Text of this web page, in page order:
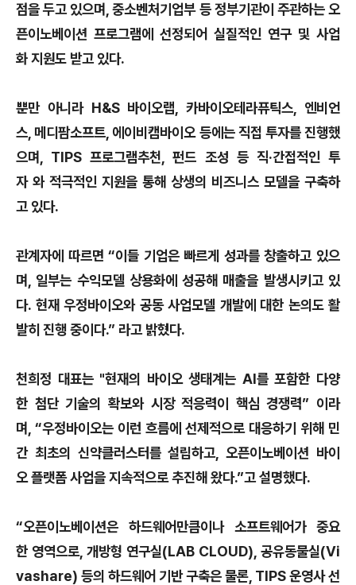
점을 두고 있으며, 중소벤처기업부 등 정부기관이 주관하는 오
픈이노베이션 프로그램에 선정되어 실질적인 연구 및 사업
화 지원도 받고 있다.
뿐만 아니라 H&S 바이오랩, 카바이오테라퓨틱스, 엔비언
스, 메디팜소프트, 에이비캠바이오 등에는 직접 투자를 진행했
으며, TIPS 프로그램추천, 펀드 조성 등 직·간접적인 투
자 와 적극적인 지원을 통해 상생의 비즈니스 모델을 구축하
고 있다.
관계자에 따르면 “이들 기업은 빠르게 성과를 창출하고 있으
며, 일부는 수익모델 상용화에 성공해 매출을 발생시키고 있
다. 현재 우정바이오와 공동 사업모델 개발에 대한 논의도 활
발히 진행 중이다.” 라고 밝혔다.
천희정 대표는 "현재의 바이오 생태계는 AI를 포함한 다양
한 첨단 기술의 확보와 시장 적응력이 핵심 경쟁력” 이라
며, “우정바이오는 이런 흐름에 선제적으로 대응하기 위해 민
간 최초의 신약클러스터를 설립하고, 오픈이노베이션 바이
오 플랫폼 사업을 지속적으로 추진해 왔다.”고 설명했다.
“오픈이노베이션은 하드웨어만큼이나 소프트웨어가 중요
한 영역으로, 개방형 연구실(LAB CLOUD), 공유동물실(Vi
vashare) 등의 하드웨어 기반 구축은 물론, TIPS 운영사 선